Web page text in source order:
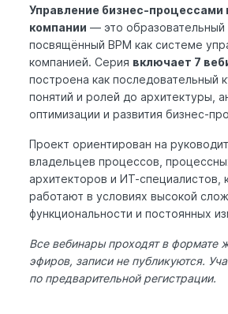
Управление бизнес-процессами
компании — это образовательный
посвящённый BPM как системе
компанией. Серия включает 7
построена как последовательный
понятий и ролей до архитектуры,
оптимизации и развития бизнес-
Проект ориентирован на
владельцев процессов,
архитекторов и ИТ-специалистов,
работают в условиях высокой
функциональности и постоянных
Все вебинары проходят в формате
эфиров, записи не публикуются.
по предварительной регистрации.